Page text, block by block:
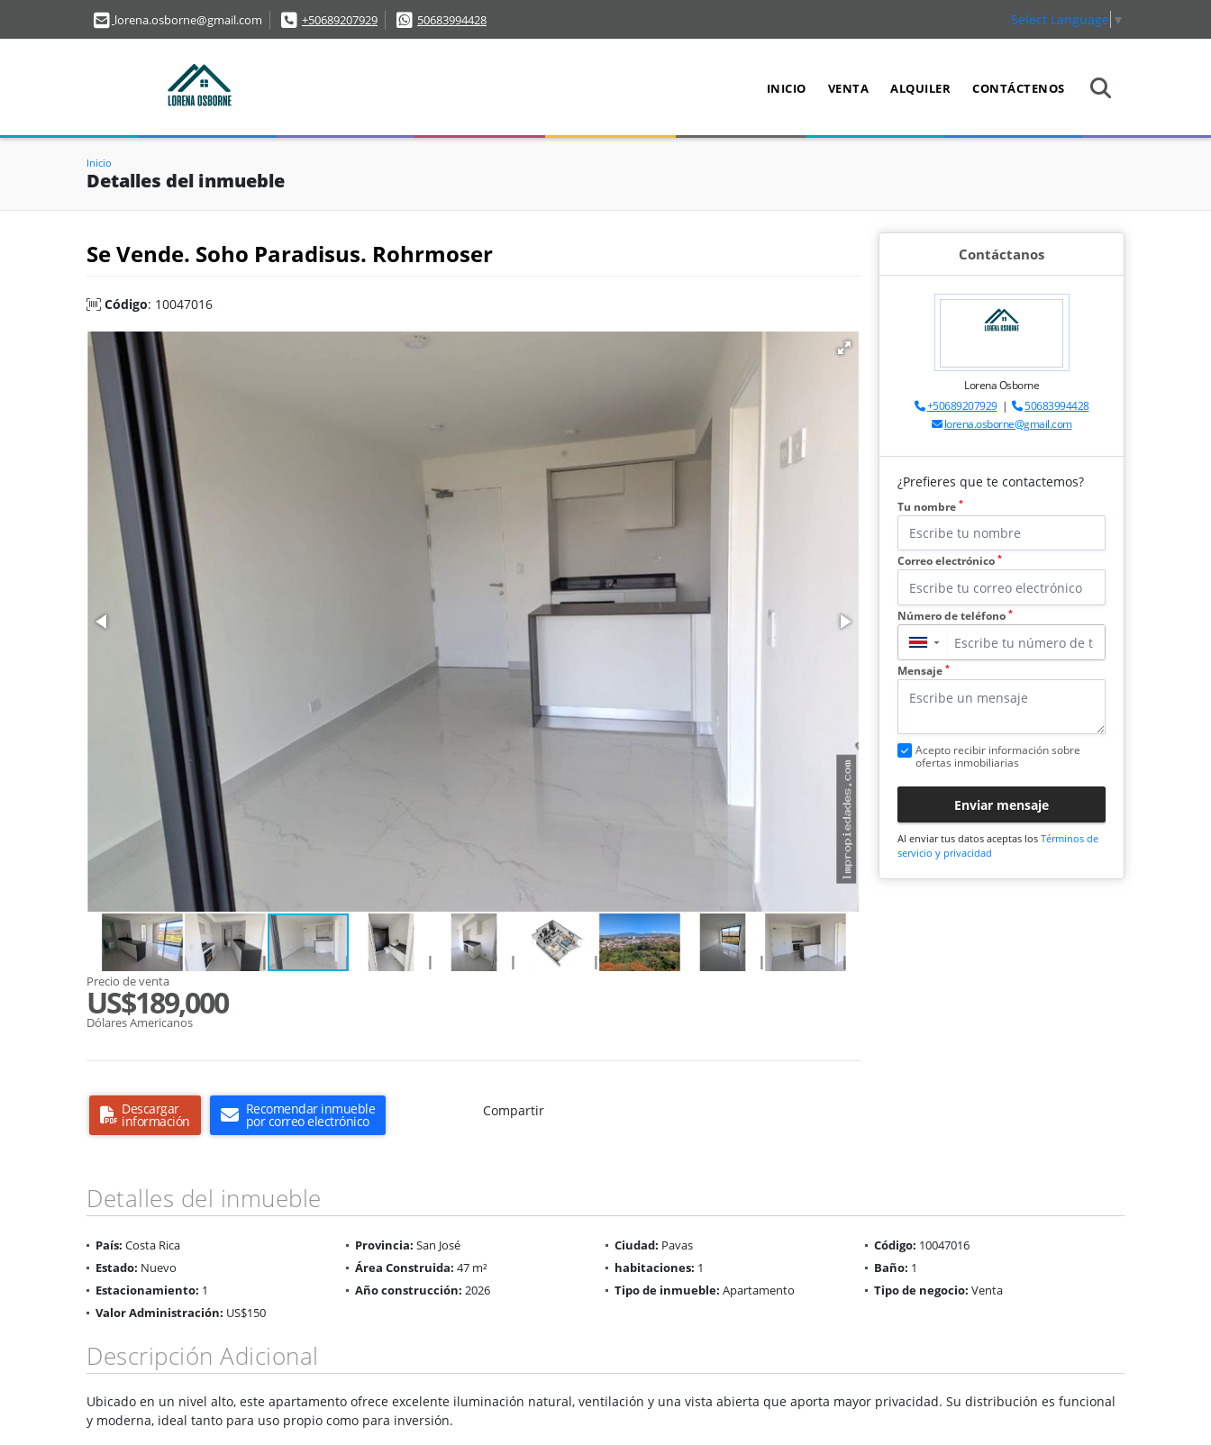
lorena.osborne@gmail.com +50689207929 50683994428 Select Language ▼
INICIO VENTA ALQUILER CONTÁCTENOS
Inicio
Detalles del inmueble
Se Vende. Soho Paradisus. Rohrmoser
Código: 10047016
Precio de venta
US$189,000
Dólares Americanos
Descargar
información
Recomendar inmueble
por correo electrónico
Compartir
Contáctanos
Lorena Osborne
+50689207929|
50683994428
lorena.osborne@gmail.com
¿Prefieres que te contactemos?
Tu nombre *
Correo electrónico *
Número de teléfono *
▼
Mensaje *
Acepto recibir información sobre
ofertas inmobiliarias
Enviar mensaje
Al enviar tus datos aceptas los Términos de
servicio y privacidad
Detalles del inmueble
País: Costa Rica Provincia: San José Ciudad: Pavas Código: 10047016
Estado: Nuevo Área Construida: 47 m² habitaciones: 1 Baño: 1
Estacionamiento: 1 Año construcción: 2026 Tipo de inmueble: Apartamento Tipo de negocio: Venta
Valor Administración: US$150
Descripción Adicional
Ubicado en un nivel alto, este apartamento ofrece excelente iluminación natural, ventilación y una vista abierta que aporta mayor privacidad. Su distribución es funcional
y moderna, ideal tanto para uso propio como para inversión.